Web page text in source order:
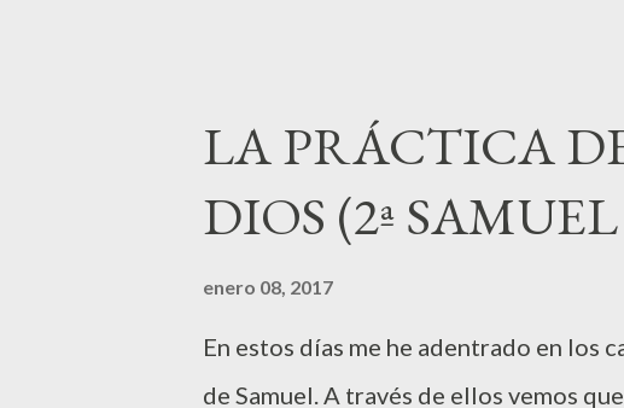
hace llamando al siervo de Saúl
que Mefi-Boset, hijo de Jonatán aun
mesa. Pienso en el ejemplo de David,
hacer bien a otros a pesar de que se
atender...
LA PRÁCTICA
DIOS (2ª
enero 08, 2017
En estos días me he adentrado en los
de Samuel. A través de ellos vemos